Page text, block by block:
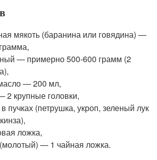
мякоть (баранина или говядина) —
— примерно 500-600 грамм (2
— 200 мл,
2 крупные головки,
пучках (петрушка, укроп, зеленый лук
ложка,
— 1 чайная ложка.